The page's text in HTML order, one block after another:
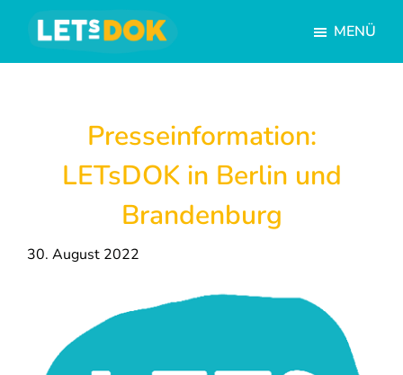
LETsDOK
Deutschlandweite
MENÜ
Presseinformation:
LETsDOK in Berlin und
Brandenburg
30. August 2022